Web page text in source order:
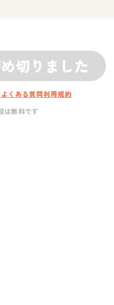
切りました
よくある質問利用規約
は無料です